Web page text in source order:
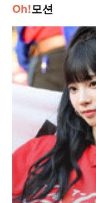
Oh!모션